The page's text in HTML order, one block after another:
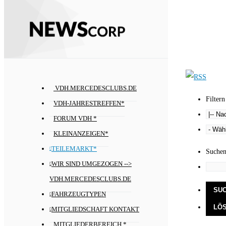
VDH.MERCEDESCLUBS.DE
VDH-JAHRESTREFFEN*
FORUM VDH *
KLEINANZEIGEN*
TEILEMARKT*
WIR SIND UMGEZOGEN -->
VDH.MERCEDESCLUBS.DE
FAHRZEUGTYPEN
MITGLIEDSCHAFT KONTAKT
MITGLIEDERBEREICH *
Filtern
Suchen